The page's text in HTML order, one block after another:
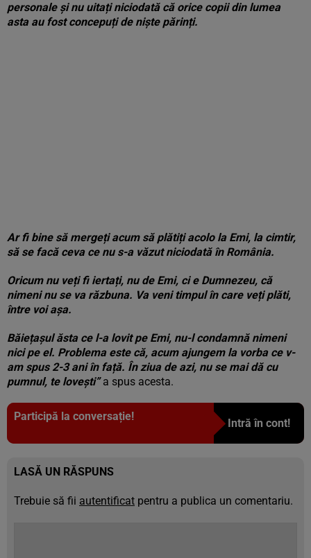
personale și nu uitați niciodată că orice copii din lumea
asta au fost concepuți de niște părinți.
Ar fi bine să mergeți acum să plătiți acolo la Emi, la cimtir,
să se facă ceva ce nu s-a văzut niciodată în România.
Oricum nu veți fi iertați, nu de Emi, ci e Dumnezeu, că
nimeni nu se va răzbuna. Va veni timpul în care veți plăti,
între voi așa.
Băiețașul ăsta ce l-a lovit pe Emi, nu-l condamnă nimeni
nici pe el. Problema este că, acum ajungem la vorba ce v-
am spus 2-3 ani în față. În ziua de azi, nu se mai dă cu
pumnul, te lovești”a spus acesta.
Participă la conversație!
Intră în cont!
LASĂ UN RĂSPUNS
Trebuie să fii autentificat pentru a publica un comentariu.